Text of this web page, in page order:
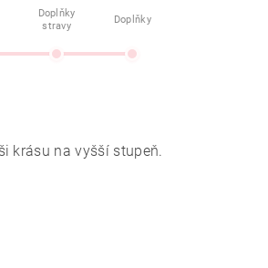
Doplňky
stravy
Doplňky
krásu na vyšší stupeň.